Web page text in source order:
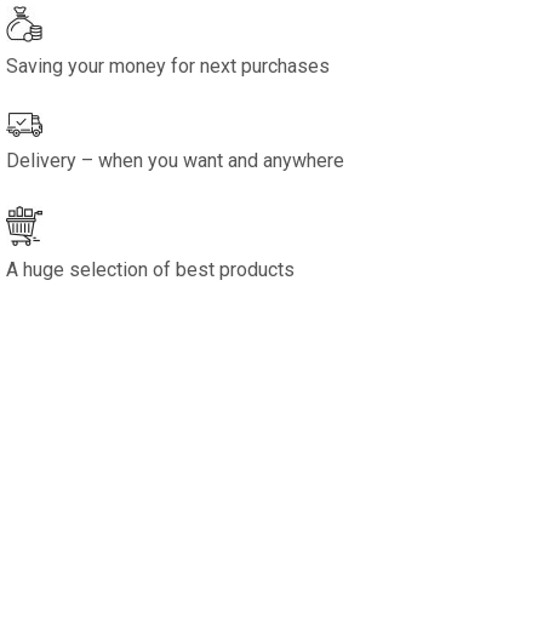
Saving your money for next purchases
Delivery – when you want and anywhere
A huge selection of best products